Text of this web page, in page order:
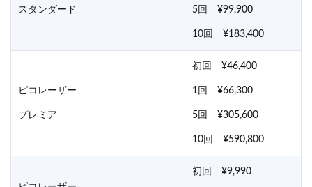
スタンダード 5回 ¥99,900
10回 ¥183,400
ピコレーザー
プレミア
初回 ¥46,400
1回 ¥66,300
5回 ¥305,600
10回 ¥590,800
初回 ¥9,990